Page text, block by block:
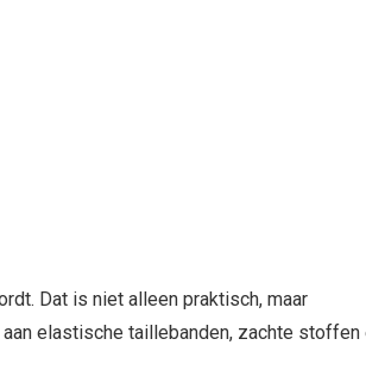
Dat is niet alleen praktisch, maar
elastische taillebanden, zachte stoffen